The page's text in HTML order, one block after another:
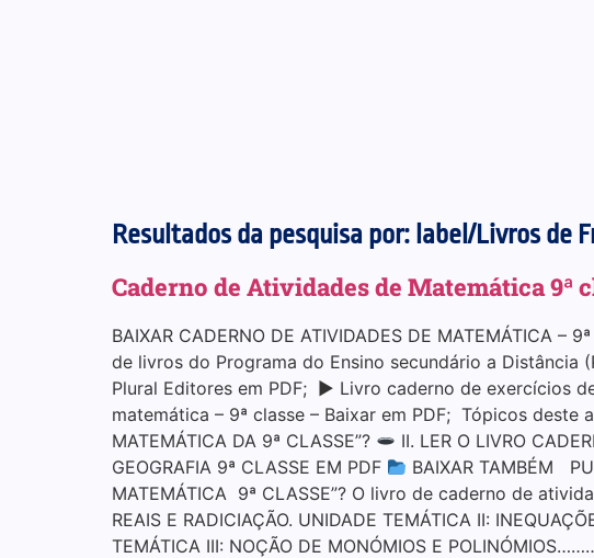
Resultados da pesquisa por: label/Livros de
Caderno de Atividades de Matemática 9ª
BAIXAR CADERNO DE ATIVIDADES DE MATEMÁTICA –
de livros do Programa do Ensino secundário a Distância
Plural Editores em PDF; ▶ Livro caderno de exercícios
matemática – 9ª classe – Baixar em PDF; Tópicos deste
MATEMÁTICA DA 9ª CLASSE”?
II. LER O LIVRO
GEOGRAFIA 9ª CLASSE EM PDF
BAIXAR TAMBÉM
MATEMÁTICA 9ª CLASSE”? O livro de caderno de
REAIS E RADICIAÇÃO. UNIDADE TEMÁTICA II:
TEMÁTICA III: NOÇÃO DE MONÓMIOS E